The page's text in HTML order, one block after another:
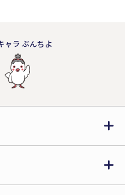
ャラ ぶんちよ